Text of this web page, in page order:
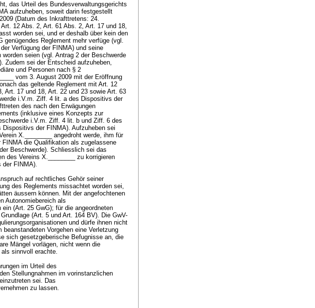
das Urteil des Bundesverwaltungsgerichts
aufzuheben, soweit darin festgestellt
(Datum des Inkrafttretens: 24.
12 Abs. 2, Art. 61 Abs. 2, Art. 17 und 18,
worden sei, und er deshalb über kein den
genügendes Reglement mehr verfüge (vgl.
Verfügung der FINMA) und seine
seien (vgl. Antrag 2 der Beschwerde
Zudem sei der Entscheid aufzuheben,
und Personen nach § 2
vom 3. August 2009 mit der Eröffnung
das geltende Reglement mit Art. 12
Art. 17 und 18, Art. 22 und 23 sowieArt. 63
i.V.m. Ziff. 4 lit. a des Dispositivs der
des nach den Erwägungen
(inklusive eines Konzepts zur
i.V.m. Ziff. 4 lit. b und Ziff. 6 des
der FINMA). Aufzuheben sei
X.________ angedroht werde, ihm für
FINMA die Qualifikation als zugelassene
Beschwerde). Schliesslich sei das
des Vereins X.________ zu korrigieren
der FINMA).
auf rechtliches Gehör seiner
des Reglements missachtet worden sei,
äussern können. Mit der angefochtenen
Autonomiebereich als
ein (Art. 25 GwG); für die angeordneten
(Art. 5 und Art. 164 BV). Die GwV-
und dürfe ihnen nicht
Vorgehen eine Verletzung
sich gesetzgeberische Befugnisse an, die
Mängel vorlägen, nicht wenn die
als sinnvoll erachte.
im Urteil des
Stellungnahmen im vorinstanzlichen
sei. Das
zu lassen.